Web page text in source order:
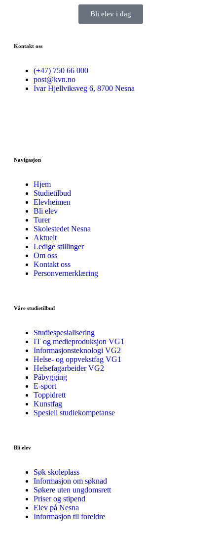
Bli elev i dag
Kontakt oss
(+47) 750 66 000
post@kvn.no
Ivar Hjellviksveg 6, 8700 Nesna
Navigasjon
Hjem
Studietilbud
Elevheimen
Bli elev
Turer
Skolestedet Nesna
Aktuelt
Ledige stillinger
Om oss
Kontakt oss
Personvernerklæring
Våre studietilbud
Studiespesialisering
IT og medieproduksjon VG1
Informasjonsteknologi VG2
Helse- og oppvekstfag VG1
Helsefagarbeider VG2
Påbygging
E-sport
Toppidrett
Kunstfag
Spesiell studiekompetanse
Bli elev
Søk skoleplass
Informasjon om søknad
Søkere uten ungdomsrett
Priser og stipend
Elev på Nesna
Informasjon til foreldre